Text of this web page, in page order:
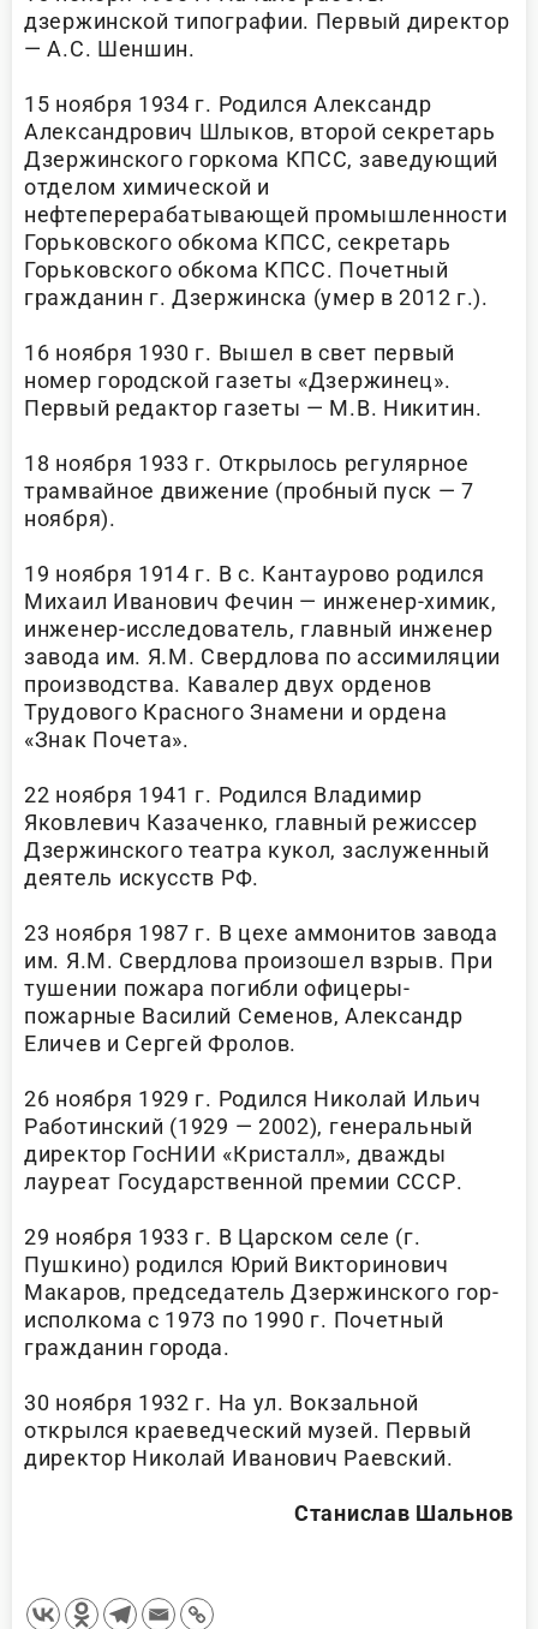
дзержинской типографии. Первый директор
— А.С. Шеншин.
15 ноября 1934 г. Родился Александр
Александрович Шлыков, второй секретарь
Дзержинского горкома КПСС, заведующий
отделом химической и
нефтеперерабатывающей промышленности
Горьковского обкома КПСС, секретарь
Горьковского обкома КПСС. Почетный
гражданин г. Дзержинска (умер в 2012 г.).
16 ноября 1930 г. Вышел в свет первый
номер городской газеты «Дзержинец».
Первый редактор газеты — М.В. Никитин.
18 ноября 1933 г. Открылось регулярное
трамвайное движение (пробный пуск — 7
ноября).
19 ноября 1914 г. В с. Кантаурово родился
Михаил Иванович Фечин — инженер-химик,
инженер-исследователь, главный инженер
завода им. Я.М. Свердлова по ассимиляции
производства. Кавалер двух орденов
Трудового Красного Знамени и ордена
«Знак Почета».
22 ноября 1941 г. Родился Владимир
Яковлевич Казаченко, главный режиссер
Дзержинского театра кукол, заслуженный
деятель искусств РФ.
23 ноября 1987 г. В цехе аммонитов завода
им. Я.М. Свердлова произошел взрыв. При
тушении пожара погибли офицеры-
пожарные Василий Семенов, Александр
Еличев и Сергей Фролов.
26 ноября 1929 г. Родился Николай Ильич
Работинский (1929 — 2002), генеральный
директор ГосНИИ «Кристалл», дважды
лауреат Государственной премии СССР.
29 ноября 1933 г. В Царском селе (г.
Пушкино) родился Юрий Викторинович
Макаров, председатель Дзержинского гор-
исполкома с 1973 по 1990 г. Почетный
гражданин города.
30 ноября 1932 г. На ул. Вокзальной
открылся краеведческий музей. Первый
директор Николай Иванович Раевский.
Станислав Шальнов